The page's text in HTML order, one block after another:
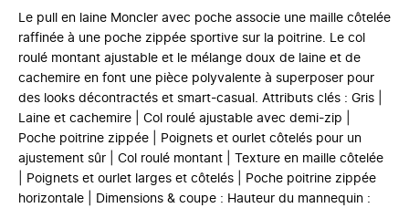
Le pull en laine Moncler avec poche associe une maille côtelée
raffinée à une poche zippée sportive sur la poitrine. Le col
roulé montant ajustable et le mélange doux de laine et de
cachemire en font une pièce polyvalente à superposer pour
des looks décontractés et smart-casual. Attributs clés : Gris |
Laine et cachemire | Col roulé ajustable avec demi-zip |
Poche poitrine zippée | Poignets et ourlet côtelés pour un
ajustement sûr | Col roulé montant | Texture en maille côtelée
| Poignets et ourlet larges et côtelés | Poche poitrine zippée
horizontale | Dimensions & coupe : Hauteur du mannequin :